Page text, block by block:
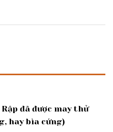
Rập đã được may thử
hay bìa cứng)